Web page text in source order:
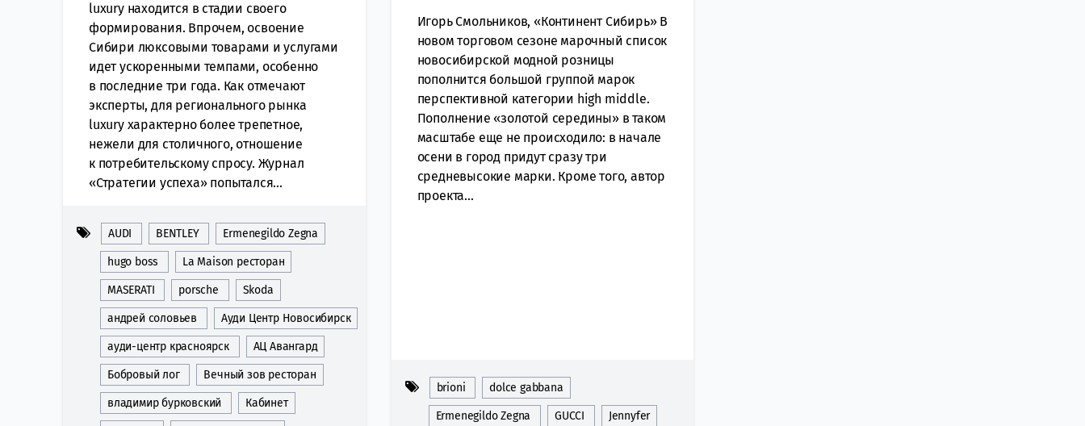
luxury находится в стадии своего
формирования. Впрочем, освоение
Сибири люксовыми товарами и услугами
идет ускоренными темпами, особенно
в последние три года. Как отмечают
эксперты, для регионального рынка
luxury характерно более трепетное,
нежели для столичного, отношение
к потребительскому спросу. Журнал
«Стратегии успеха» попытался...
AUDI BENTLEY Ermenegildo Zegna
hugo boss La Maison ресторан
MASERATI porsche Skoda
андрей соловьев Ауди Центр Новосибирск
ауди-центр красноярск АЦ Авангард
Бобровый лог Вечный зов ресторан
владимир бурковский Кабинет
Игорь Смольников, «Континент Сибирь» В
новом торговом сезоне марочный список
новосибирской модной розницы
пополнится большой группой марок
перспективной категории high middle.
Пополнение «золотой середины» в таком
масштабе еще не происходило: в начале
осени в город придут сразу три
средневысокие марки. Кроме того, автор
проекта...
brioni dolce gabbana
Ermenegildo Zegna GUCCI Jennyfer